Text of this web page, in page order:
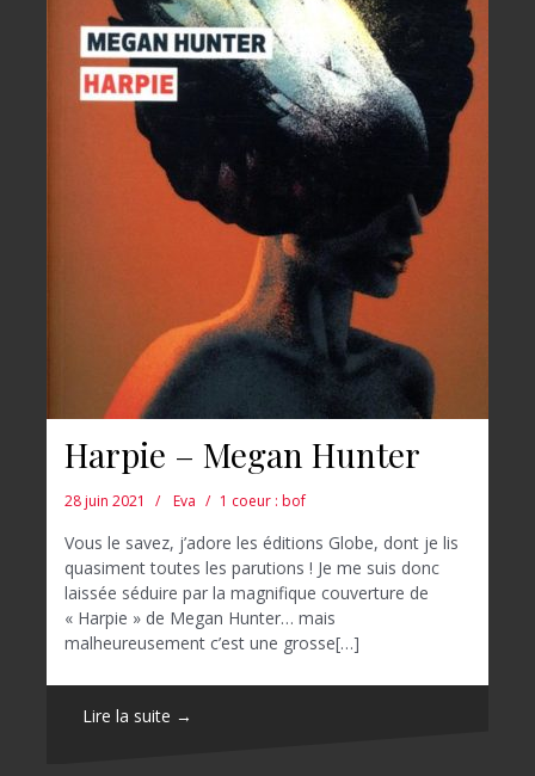
Harpie – Megan Hunter
28 juin 2021 Eva 1 coeur : bof
Vous le savez, j’adore les éditions Globe, dont je lis
quasiment toutes les parutions ! Je me suis donc
laissée séduire par la magnifique couverture de
« Harpie » de Megan Hunter… mais
malheureusement c’est une grosse[…]
Lire la suite →